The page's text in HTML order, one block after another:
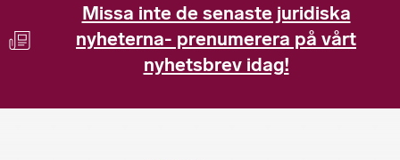
Missa inte de senaste juridiska
nyheterna- prenumerera på vårt
nyhetsbrev idag!